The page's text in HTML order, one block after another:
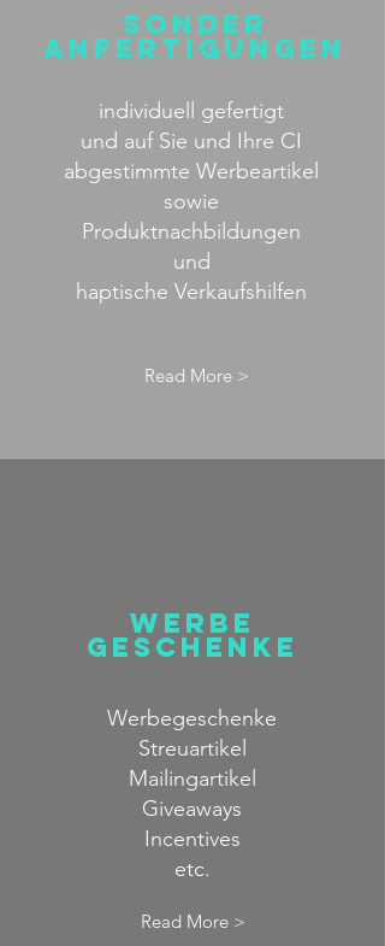
sonder
anfertigungen
individuell gefertigt
und auf Sie und Ihre CI
abgestimmte Werbeartikel
sowie
Produktnachbildungen
und
haptische Verkaufshilfen
Read More >
werbe
geschenke
Werbegeschenke
Streuartikel
Mailingartikel
Giveaways
Incentives
etc.
Read More >